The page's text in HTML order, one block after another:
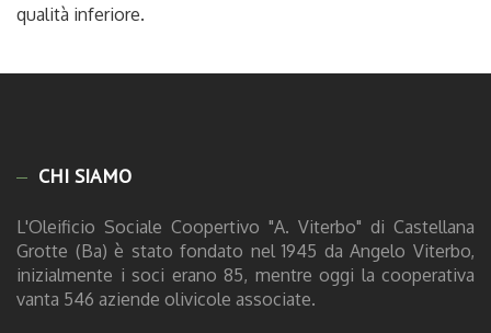
qualità inferiore.
CHI SIAMO
L'Oleificio Sociale Coopertivo "A. Viterbo" di Castellana
Grotte (Ba) è stato fondato nel 1945 da Angelo Viterbo,
inizialmente i soci erano 85, mentre oggi la cooperativa
vanta 546 aziende olivicole associate.